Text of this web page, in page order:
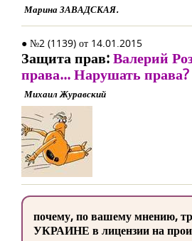
Марина ЗАВАДСКАЯ.
● №2 (1139) от 14.01.2015
Защита прав:Валерий
права... Нарушать права?
Михаил Журавский
почему, по вашему мнению,
УКРАИНЕ в лицензии на